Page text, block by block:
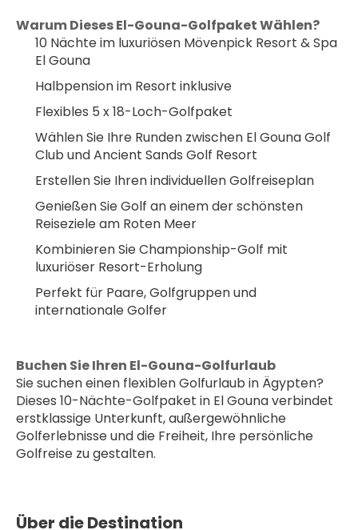
Warum Dieses El-Gouna-Golfpaket Wählen?
10 Nächte im luxuriösen Mövenpick Resort & Spa
El Gouna
Halbpension im Resort inklusive
Flexibles 5 x 18-Loch-Golfpaket
Wählen Sie Ihre Runden zwischen El Gouna Golf
Club und Ancient Sands Golf Resort
Erstellen Sie Ihren individuellen Golfreiseplan
Genießen Sie Golf an einem der schönsten
Reiseziele am Roten Meer
Kombinieren Sie Championship-Golf mit
luxuriöser Resort-Erholung
Perfekt für Paare, Golfgruppen und
internationale Golfer
Buchen Sie Ihren El-Gouna-Golfurlaub
Sie suchen einen flexiblen Golfurlaub in Ägypten?
Dieses 10-Nächte-Golfpaket in El Gouna verbindet
erstklassige Unterkunft, außergewöhnliche
Golferlebnisse und die Freiheit, Ihre persönliche
Golfreise zu gestalten.
Über die Destination